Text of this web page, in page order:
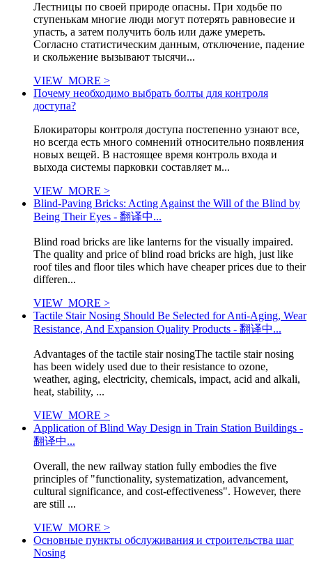
Лестницы по своей природе опасны. При ходьбе по
ступенькам многие люди могут потерять равновесие и
упасть, а затем получить боль или даже умереть.
Согласно статистическим данным, отключение, падение
и скольжение вызывают тысячи...
VIEW_MORE >
Почему необходимо выбрать болты для контроля
доступа?
Блокираторы контроля доступа постепенно узнают все,
но всегда есть много сомнений относительно появления
новых вещей. В настоящее время контроль входа и
выхода системы парковки составляет м...
VIEW_MORE >
Blind-Paving Bricks: Acting Against the Will of the Blind by
Being Their Eyes - 翻译中...
Blind road bricks are like lanterns for the visually impaired.
The quality and price of blind road bricks are high, just like
roof tiles and floor tiles which have cheaper prices due to their
differen...
VIEW_MORE >
Tactile Stair Nosing Should Be Selected for Anti-Aging, Wear
Resistance, And Expansion Quality Products - 翻译中...
Advantages of the tactile stair nosingThe tactile stair nosing
has been widely used due to their resistance to ozone,
weather, aging, electricity, chemicals, impact, acid and alkali,
heat, stability, ...
VIEW_MORE >
Application of Blind Way Design in Train Station Buildings -
翻译中...
Overall, the new railway station fully embodies the five
principles of "functionality, systematization, advancement,
cultural significance, and cost-effectiveness". However, there
are still ...
VIEW_MORE >
Основные пункты обслуживания и строительства шаг
Nosing